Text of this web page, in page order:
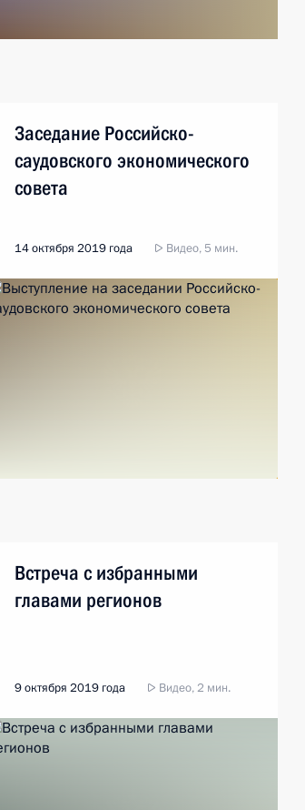
Заседание Российско-
саудовского экономического
совета
14 октября 2019 года Видео, 5 мин.
Встреча с избранными
главами регионов
9 октября 2019 года Видео, 2 мин.